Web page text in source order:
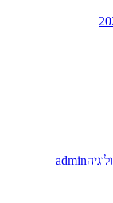
admin